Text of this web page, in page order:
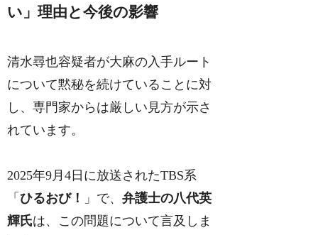
い」理由と今後の影響
清水尋也容疑者が大麻の入手ルート
について黙秘を続けていることに対
し、専門家からは厳しい見方が示さ
れています。
2025年9月4日に放送されたTBS系
「ひるおび！ 」で、弁護士の八代英
輝氏は、この問題について言及しま